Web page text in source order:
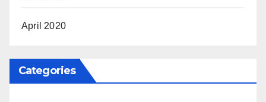
April 2020
Categories